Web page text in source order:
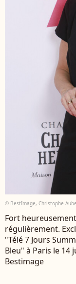
© BestImage, Christophe
Fort
régulièrement.
"Télé 7 Jours
Bleu" à Paris le 14
Bestimage